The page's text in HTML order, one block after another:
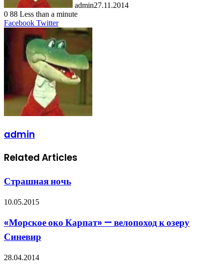
admin27.11.2014
0 88 Less than a minute
Facebook TwitterLinkedIn
Tumblr
Pinterest
Reddit
VKontakte
Share
via
Email
Print
admin
Related Articles
Страшная ночь
10.05.2015
«Морское око Карпат» — велопоход к озеру
Синевир
28.04.2014